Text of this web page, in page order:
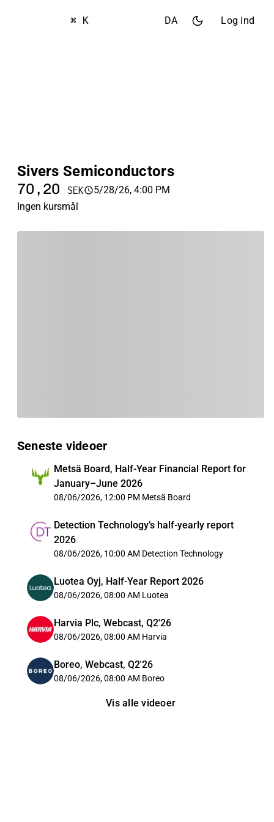
⌘ K DA Log ind
Sivers Semiconductors
70,20 SEK
5/28/26, 4:00 PM
Ingen kursmål
Seneste videoer
Metsä Board, Half-Year Financial Report for
January–June 2026
08/06/2026, 12:00 PM Metsä Board
Detection Technology’s half-yearly report
2026
08/06/2026, 10:00 AM Detection Technology
Luotea Oyj, Half-Year Report 2026
08/06/2026, 08:00 AM Luotea
Harvia Plc, Webcast, Q2'26
08/06/2026, 08:00 AM Harvia
Boreo, Webcast, Q2'26
08/06/2026, 08:00 AM Boreo
Vis alle videoer